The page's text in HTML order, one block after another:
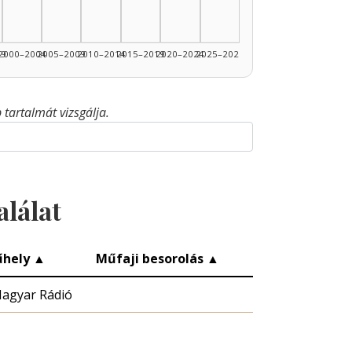
2005–20092010–20142015–20192020–20242025–2026
tartalmát vizsgálja.
▲ Műfaji besorolás ▲
Rádió